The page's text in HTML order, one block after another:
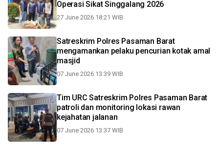
Operasi Sikat Singgalang 2026
27 June 2026 18:21 WIB
Satreskrim Polres Pasaman Barat
mengamankan pelaku pencurian kotak amal
masjid
07 June 2026 13:39 WIB
Tim URC Satreskrim Polres Pasaman Barat
patroli dan monitoring lokasi rawan
kejahatan jalanan
07 June 2026 13:37 WIB